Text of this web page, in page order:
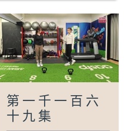
第一千一百六
十九集